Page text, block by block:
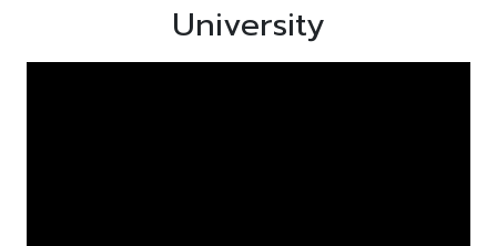
University